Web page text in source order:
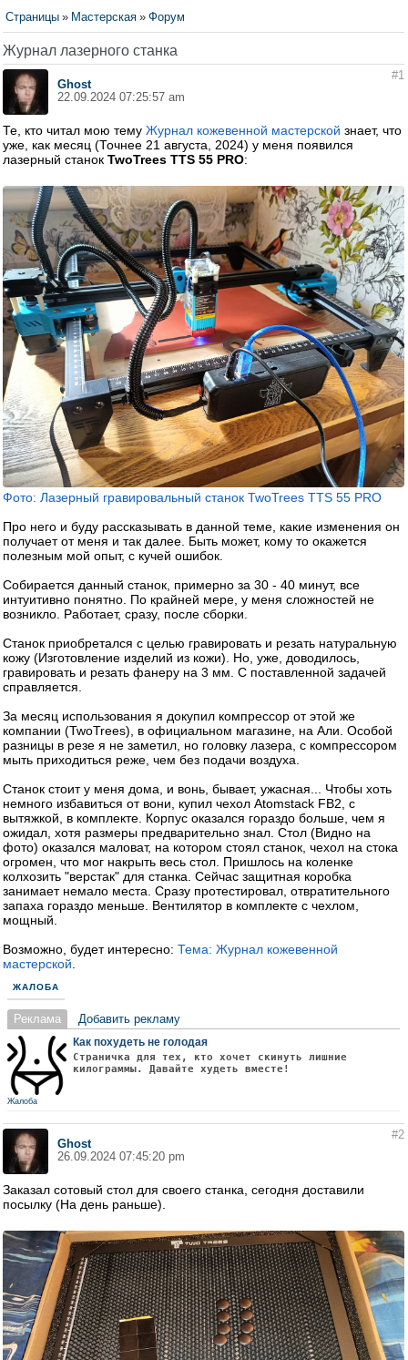
Страницы » Мастерская » Форум
Журнал лазерного станка
Ghost
22.09.2024 07:25:57 am
#1
Те, кто читал мою тему Журнал кожевенной мастерской знает, что
уже, как месяц (Точнее 21 августа, 2024) у меня появился
лазерный станок TwoTrees TTS 55 PRO:
Фото: Лазерный гравировальный станок TwoTrees TTS 55 PRO
Про него и буду рассказывать в данной теме, какие изменения он
получает от меня и так далее. Быть может, кому то окажется
полезным мой опыт, с кучей ошибок.
Собирается данный станок, примерно за 30 - 40 минут, все
интуитивно понятно. По крайней мере, у меня сложностей не
возникло. Работает, сразу, после сборки.
Станок приобретался с целью гравировать и резать натуральную
кожу (Изготовление изделий из кожи). Но, уже, доводилось,
гравировать и резать фанеру на 3 мм. С поставленной задачей
справляется.
За месяц использования я докупил компрессор от этой же
компании (TwoTrees), в официальном магазине, на Али. Особой
разницы в резе я не заметил, но головку лазера, с компрессором
мыть приходиться реже, чем без подачи воздуха.
Станок стоит у меня дома, и вонь, бывает, ужасная... Чтобы хоть
немного избавиться от вони, купил чехол Atomstack FB2, с
вытяжкой, в комплекте. Корпус оказался гораздо больше, чем я
ожидал, хотя размеры предварительно знал. Стол (Видно на
фото) оказался маловат, на котором стоял станок, чехол на стока
огромен, что мог накрыть весь стол. Пришлось на коленке
колхозить "верстак" для станка. Сейчас защитная коробка
занимает немало места. Сразу протестировал, отвратительного
запаха гораздо меньше. Вентилятор в комплекте с чехлом,
мощный.
Возможно, будет интересно: Тема: Журнал кожевенной
мастерской
ЖАЛОБА
Реклама Добавить рекламу
Как похудеть не голодая
Страничка для тех, кто хочет скинуть лишние
килограммы. Давайте худеть вместе!
Жалоба
Ghost
26.09.2024 07:45:20 pm
#2
Заказал сотовый стол для своего станка, сегодня доставили
посылку (На день раньше).